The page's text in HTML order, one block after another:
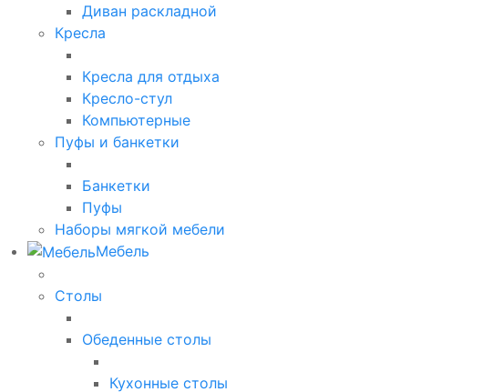
Диван раскладной
Кресла
Кресла для отдыха
Кресло-стул
Компьютерные
Пуфы и банкетки
Банкетки
Пуфы
Наборы мягкой мебели
Мебель
Столы
Обеденные столы
Кухонные столы